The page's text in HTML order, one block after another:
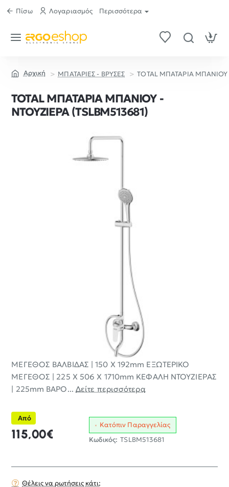
Πίσω Λογαριασμός Περισσότερα
ΜΠΑΤΑΡΙΕΣ - ΒΡΥΣΕΣ TOTAL ΜΠΑΤΑΡΙΑ ΜΠΑΝΙΟΥ
TOTAL ΜΠΑΤΑΡΙΑ ΜΠΑΝΙΟΥ -
ΝΤΟΥΖΙΕΡΑ (TSLBM513681)
ΜΕΓΕΘΟΣ ΒΑΛΒΙΔΑΣ | 150 Χ 192mm ΕΞΩΤΕΡΙΚΟ
ΜΕΓΕΘΟΣ | 225 Χ 506 Χ 1710mm ΚΕΦΑΛΗ ΝΤΟΥΖΙΕΡΑΣ
| 225mm ΒΑΡΟ... Δείτε περισσότερα
Από
115,00€
Κατόπιν Παραγγελίας
Κωδικός: TSLBM513681
Θέλεις να ρωτήσεις κάτι;